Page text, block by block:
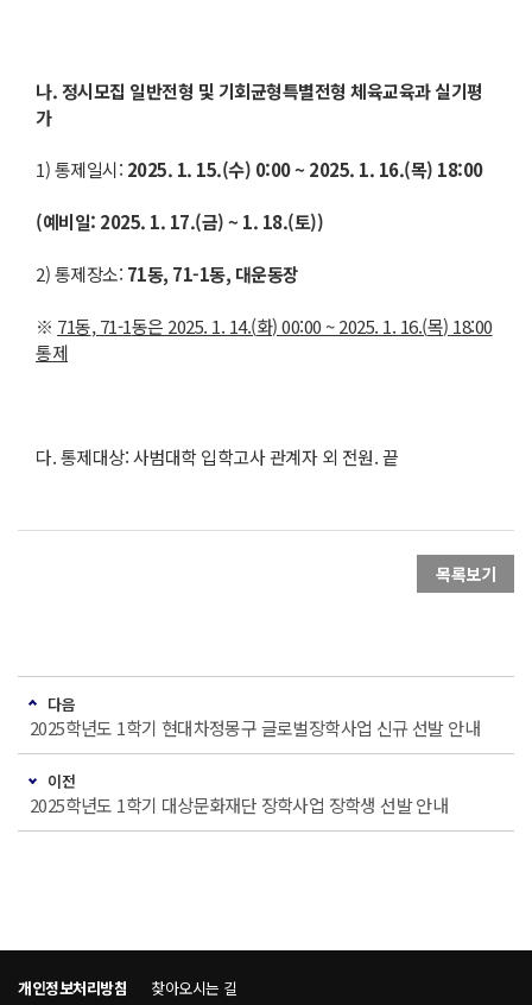
나.정시모집 일반전형 및 기회균형특별전형 체육교육과 실기평
가
1) 통제일시: 2025. 1. 15.(수) 0:00 ~ 2025. 1. 16.(목) 18:00
(예비일: 2025. 1. 17.(금) ~ 1. 18.(토))
2) 통제장소: 71동, 71-1동, 대운동장
※ 71동, 71-1동은 2025. 1. 14.(화) 00:00 ~ 2025. 1. 16.(목) 18:00
통제
다. 통제대상: 사범대학 입학고사 관계자 외 전원. 끝
목록보기
다음
2025학년도 1학기 현대차정몽구 글로벌장학사업 신규 선발 안내
이전
2025학년도 1학기 대상문화재단 장학사업 장학생 선발 안내
개인정보처리방침 찾아오시는 길